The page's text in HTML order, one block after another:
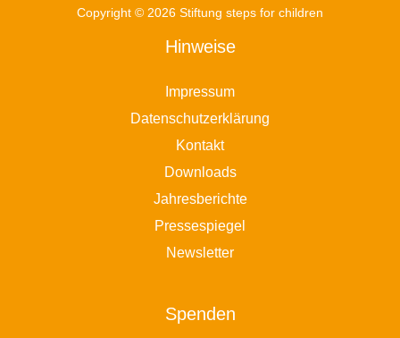
Copyright © 2026 Stiftung steps for children
Hinweise
Impressum
Datenschutzerklärung
Kontakt
Downloads
Jahresberichte
Pressespiegel
Newsletter
Spenden